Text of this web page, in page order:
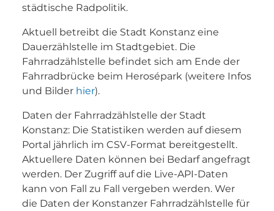
städtische Radpolitik.
Aktuell betreibt die Stadt Konstanz eine
Dauerzählstelle im Stadtgebiet. Die
Fahrradzählstelle befindet sich am Ende der
Fahrradbrücke beim Herosépark (weitere Infos
und Bilder hier).
Daten der Fahrradzählstelle der Stadt
Konstanz: Die Statistiken werden auf diesem
Portal jährlich im CSV-Format bereitgestellt.
Aktuellere Daten können bei Bedarf angefragt
werden. Der Zugriff auf die Live-API-Daten
kann von Fall zu Fall vergeben werden. Wer
die Daten der Konstanzer Fahrradzählstelle für